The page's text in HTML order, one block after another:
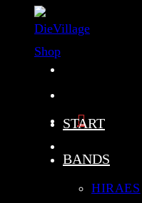
START
BANDS
HIRAES